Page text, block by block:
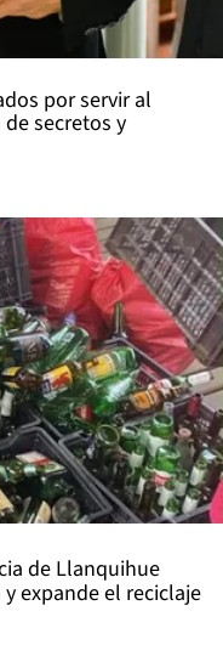
por servir al
secretos y
de Llanquihue
expande el reciclaje